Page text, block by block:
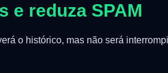
e reduza SPAM
o histórico, mas não será